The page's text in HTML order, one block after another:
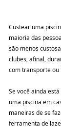
Custear uma
maioria das
são menos
clubes, afinal,
com transporte ou
Se você ainda
uma piscina em
maneiras de se
ferramenta de